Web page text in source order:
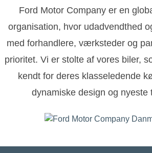
Ford Motor Company er en
organisation, hvor udadvendthed
med forhandlere, værksteder og
prioritet. Vi er stolte af vores biler,
kendt for deres klasseledende
dynamiske design og nyeste